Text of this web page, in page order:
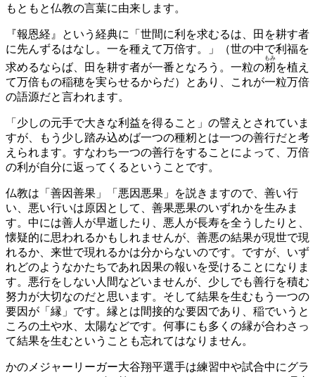
もともと仏教の言葉に由来します。
『報恩経』という経典に「世間に利を求むるは、田を耕す者
に先んずるはなし。一を種えて万倍す。」（世の中で利福を
求めるならば、田を耕す者が一番となろう。一粒の籾
もみ
を植え
て万倍もの稲穂を実らせるからだ）とあり、これが一粒万倍
の語源だと言われます。
「少しの元手で大きな利益を得ること」の譬えとされていま
すが、もう少し踏み込めば一つの種籾とは一つの善行だと考
えられます。すなわち一つの善行をすることによって、万倍
の利が自分に返ってくるということです。
仏教は「善因善果」「悪因悪果」を説きますので、善い行
い、悪い行いは原因として、善果悪果のいずれかを生みま
す。中には善人が早逝したり、悪人が長寿を全うしたりと、
懐疑的に思われるかもしれませんが、善悪の結果が現世で現
れるか、来世で現れるかは分からないのです。ですが、いず
れどのようなかたちであれ因果の報いを受けることになりま
す。悪行をしない人間などいませんが、少しでも善行を積む
努力が大切なのだと思います。そして結果を生むもう一つの
要因が「縁」です。縁とは間接的な要因であり、稲でいうと
ころの土や水、太陽などです。何事にも多くの縁が合わさっ
て結果を生むということも忘れてはなりません。
かのメジャーリーガー大谷翔平選手は練習中や試合中にグラ